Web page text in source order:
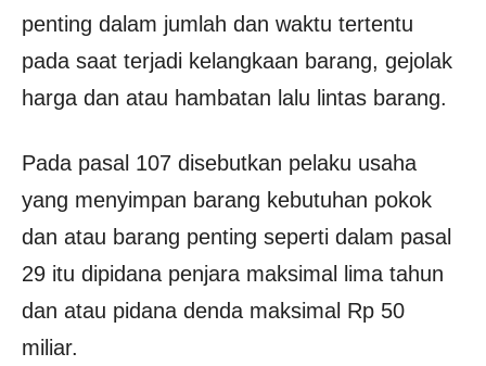
penting dalam jumlah dan waktu tertentu
pada saat terjadi kelangkaan barang, gejolak
harga dan atau hambatan lalu lintas barang.
Pada pasal 107 disebutkan pelaku usaha
yang menyimpan barang kebutuhan pokok
dan atau barang penting seperti dalam pasal
29 itu dipidana penjara maksimal lima tahun
dan atau pidana denda maksimal Rp 50
miliar.